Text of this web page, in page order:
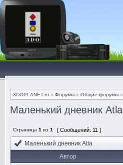
3DOPLANET.ru » Форумы » Общие форумы »
Маленький дневник Atla
Страница 1 из 1 [ Сообщений: 11 ]
Маленький дневник Atla
Автор